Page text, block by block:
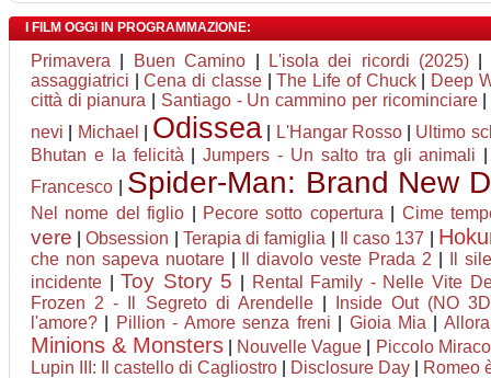
I FILM OGGI IN PROGRAMMAZIONE:
Primavera Buen Camino L'isola dei ricordi (2025)
assaggiatrici |Cena di classe|The Life of Chuck|
Deep
città di pianura
Santiago - Un cammino per ricominciare|
nevi
Michael Odissea L'Hangar Rosso| Ultimo
Bhutan e la felicità |Jumpers - Un salto tra gli animali
Francesco
Spider-Man: Brand New
Nel nome del figlio Pecore sotto copertura Cime
vere |Obsession Terapia di famiglia Il caso 137
che non sapeva nuotare| Il diavolo veste Prada 2
Il
incidente |Toy Story 5
Rental Family - Nelle Vite
Frozen 2 - Il Segreto di Arendelle|
Inside Out (NO
l'amore?
Pillion - Amore senza freni Gioia Mia
Minions & Monsters Nouvelle Vague
Piccolo
Lupin III: Il castello di Cagliostro
Disclosure Day Romeo